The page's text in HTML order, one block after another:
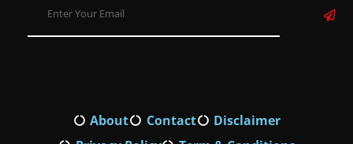
About Contact
Disclaimer